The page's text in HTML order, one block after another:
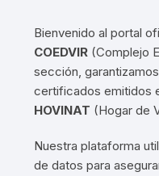
Bienvenido al portal
COEDVIR (Complejo
sección,
certificados emitidos
HOVINAT (Hogar de
Nuestra plataforma
de datos para